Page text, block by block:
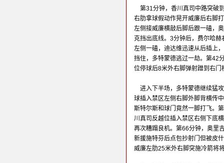
第31分钟，香川真司中路突破
右肋拿球假动作晃开威廉后右脚
左侧接威廉横敲后脚后跟一磕，
克挡出底线。3分钟后，费尔哈
左侧一磕，迪达维迅速从后插上
挡住，多特蒙德逃过一劫。第42
位停球后8米外右脚弹射蹭到右门
进入下半场，多特蒙德继续猛
球插入禁区左侧右脚外脚背横传
斯特尔斯和球门竟然一脚打飞。
川真司反越位插入禁区右侧下底
再次糟蹋良机。第66分钟，奥里
新援施特芬后点包抄射门但被皮
威廉左肋25米外右脚突施冷箭将